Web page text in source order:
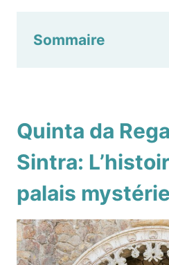
Sommaire
Quinta da
Sintra:
palais